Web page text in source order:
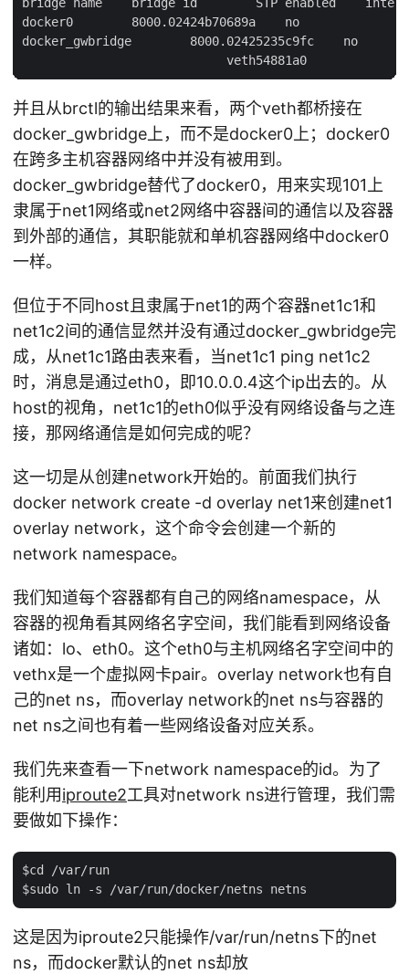
docker0        8000.02424b70689a    no
docker_gwbridge        8000.02425235c9fc    no
并且从brctl的输出结果来看，两个veth都桥接在
docker_gwbridge上，而不是docker0上；docker0
在跨多主机容器网络中并没有被用到。
docker_gwbridge替代了docker0，用来实现101上
隶属于net1网络或net2网络中容器间的通信以及容器
到外部的通信，其职能就和单机容器网络中docker0
一样。
但位于不同host且隶属于net1的两个容器net1c1和
net1c2间的通信显然并没有通过docker_gwbridge完
成，从net1c1路由表来看，当net1c1 ping net1c2
时，消息是通过eth0，即10.0.0.4这个ip出去的。从
host的视角，net1c1的eth0似乎没有网络设备与之连
接，那网络通信是如何完成的呢？
这一切是从创建network开始的。前面我们执行
docker network create -d overlay net1来创建net1
overlay network，这个命令会创建一个新的
network namespace。
我们知道每个容器都有自己的网络namespace，从
容器的视角看其网络名字空间，我们能看到网络设备
诸如：lo、eth0。这个eth0与主机网络名字空间中的
vethx是一个虚拟网卡pair。overlay network也有自
己的net ns，而overlay network的net ns与容器的
net ns之间也有着一些网络设备对应关系。
我们先来查看一下network namespace的id。为了
能利用iproute2工具对network ns进行管理，我们需
要做如下操作：
$cd /var/run
这是因为iproute2只能操作/var/run/netns下的net
ns，而docker默认的net ns却放